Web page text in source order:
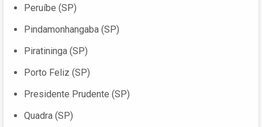
Peruíbe (SP)
Pindamonhangaba (SP)
Piratininga (SP)
Porto Feliz (SP)
Presidente Prudente (SP)
Quadra (SP)